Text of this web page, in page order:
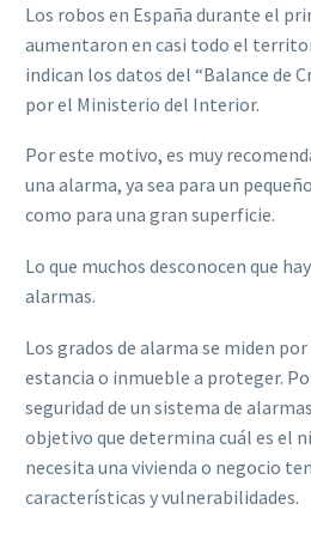
Los robos en España durante el
aumentaron en casi todo el
indican los datos del “Balance de
por el Ministerio del Interior.
Por este motivo, es muy
una alarma, ya sea para un
como para una gran superficie.
Lo que muchos desconocen que
alarmas.
Los grados de alarma se miden
estancia o inmueble a proteger.
seguridad de un sistema de
objetivo que determina cuál es el
necesita una vivienda o negocio
características y vulnerabilidades.